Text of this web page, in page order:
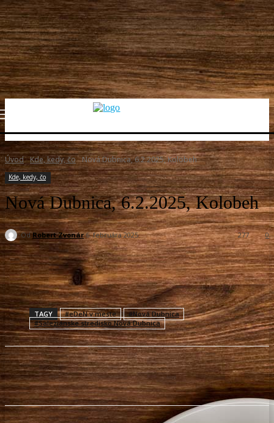
Úvod Kde, kedy, čo Nová Dubnica, 6.2.2025, Kolobeh
Kde, kedy, čo
Nová Dubnica, 6.2.2025, Kolobeh
Od Robert Zvonár 6. februára 2025 0
277
Facebook X Pinterest WhatsApp
TAGY #eDeN v meste
#Nová Dubnica
#Saleziánske stredisko Nová Dubnica